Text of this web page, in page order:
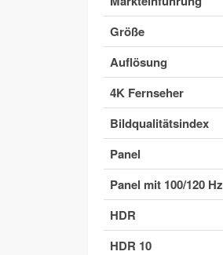
Größe
Auflösung
4K Fernseher
Bildqualitätsindex
Panel
Panel mit 100/120 Hz
HDR
HDR 10